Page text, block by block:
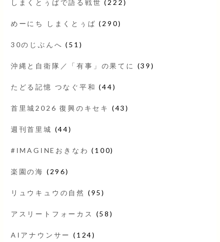
しまくとぅばで語る戦世 (222)
めーにち しまくとぅば (290)
30のじぶんへ (51)
沖縄と自衛隊／「有事」の果てに (39)
たどる記憶 つなぐ平和 (44)
首里城2026 復興のキセキ (43)
週刊首里城 (44)
#IMAGINEおきなわ (100)
楽園の海 (296)
リュウキュウの自然 (95)
アスリートフォーカス (58)
AIアナウンサー (124)